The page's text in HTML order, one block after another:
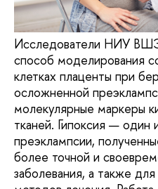
Исследователи НИУ ВШЭ
способ моделирования
клетках плаценты при
осложненной
молекулярные маркеры
тканей. Гипоксия — один
преэклампсии,
более точной и
заболевания, а также